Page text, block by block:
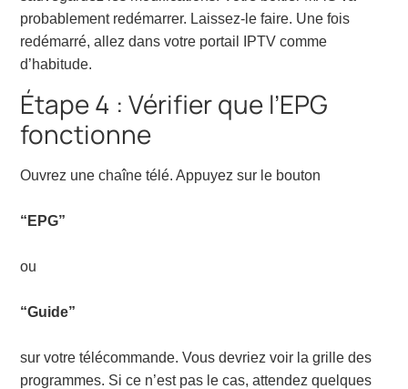
probablement redémarrer. Laissez-le faire. Une fois
redémarré, allez dans votre portail IPTV comme
d’habitude.
Étape 4 : Vérifier que l’EPG
fonctionne
Ouvrez une chaîne télé. Appuyez sur le bouton
“EPG”
ou
“Guide”
sur votre télécommande. Vous devriez voir la grille des
programmes. Si ce n’est pas le cas, attendez quelques